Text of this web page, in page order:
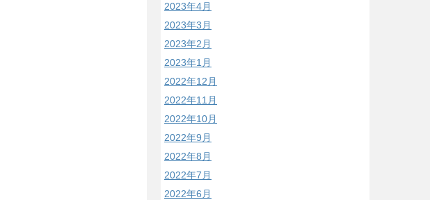
2023年4月
2023年3月
2023年2月
2023年1月
2022年12月
2022年11月
2022年10月
2022年9月
2022年8月
2022年7月
2022年6月